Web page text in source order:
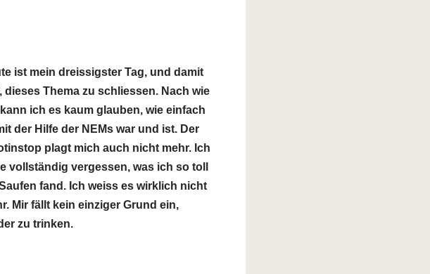
ist mein dreissigster Tag, und damit
dieses Thema zu schliessen. Nach wie
ich es kaum glauben, wie einfach
der Hilfe der NEMs war und ist. Der
plagt mich auch nicht mehr. Ich
vollständig vergessen, was ich so toll
fand. Ich weiss es wirklich nicht
Mir fällt kein einziger Grund ein,
zu trinken.